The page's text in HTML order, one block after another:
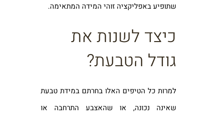
שתופיע באפליקציה זוהי המידה המתאימה.
כיצד לשנות את
גודל הטבעת?
למרות כל הטיפים האלו בחרתם במידת טבעת
שאינה נכונה, או שהאצבע התרחבה או